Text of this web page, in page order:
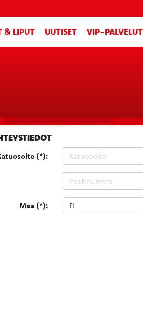
& LIPUT UUTISET VIP-PALVELUT
(*):
Maa (*):